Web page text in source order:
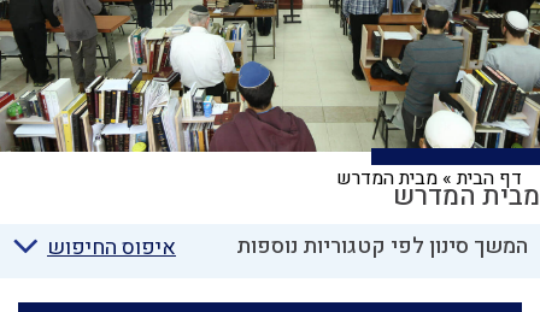
דף הבית» מבית המדרשמבית המדרש
איפוס החיפוש המשך סינון לפי קטגוריות נוספות